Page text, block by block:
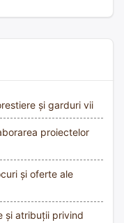
și garduri vii
proiectelor
și oferte ale
și atribuții privind